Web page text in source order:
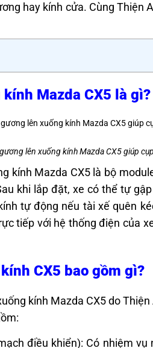
hay kính cửa. Cùng Thiện
Mazda CX5 là gì?
lên xuống kính Mazda CX5 giúp
kính Mazda CX5 là bộ
khi lắp đặt, xe có thể tự
tự động nếu tài xế quên
tiếp với hệ thống điện của
CX5 bao gồm gì?
kính Mazda CX5 do
điều khiển): Có nhiệm